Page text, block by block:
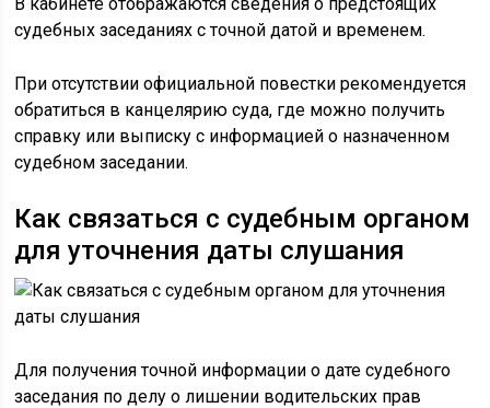
судебных заседаниях с точной датой и временем.
При отсутствии официальной повестки рекомендуется
обратиться в канцелярию суда, где можно получить
справку или выписку с информацией о назначенном
судебном заседании.
Как связаться с судебным органом
для уточнения даты слушания
Для получения точной информации о дате судебного
заседания по делу о лишении водительских прав